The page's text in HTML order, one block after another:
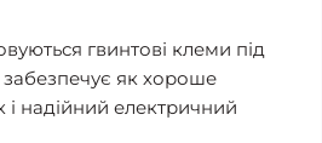
гвинтові клеми під
як хороше
і надійний електричний